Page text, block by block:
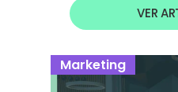
VER
Marketing